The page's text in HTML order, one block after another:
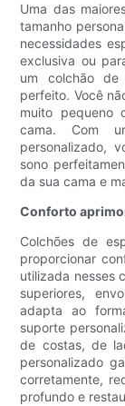
Uma das
tamanho
necessidades
exclusiva ou
um colchão de
perfeito. Você
muito pequeno
cama. Com
personalizado,
sono
da sua cama e
Conforto
Colchões de
proporcionar
utilizada nesses
superiores,
adapta ao
suporte
de costas, de
personalizado
corretamente,
profundo e